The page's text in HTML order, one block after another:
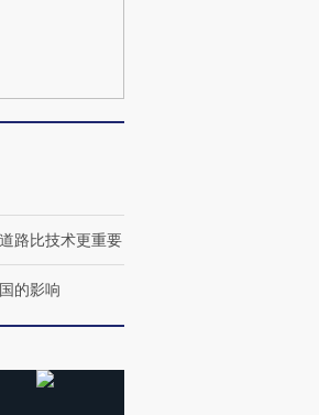
路比技术更重要
的影响